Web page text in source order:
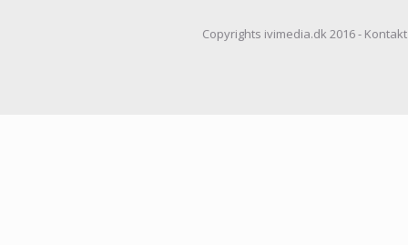
Copyrights ivimedia.dk 2016 -